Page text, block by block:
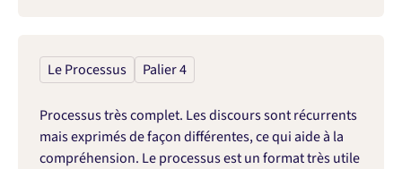
Le Processus Palier 4
Processus très complet. Les discours sont récurrents
mais exprimés de façon différentes, ce qui aide à la
compréhension. Le processus est un format très utile